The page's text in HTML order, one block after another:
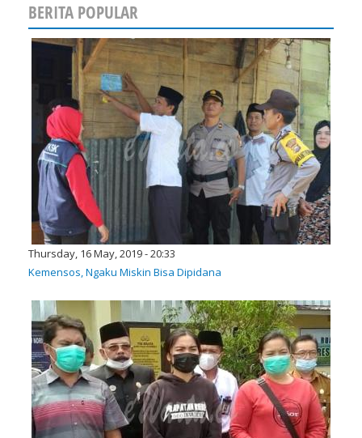
BERITA POPULAR
Thursday, 16 May, 2019 - 20:33
Kemensos, Ngaku Miskin Bisa Dipidana